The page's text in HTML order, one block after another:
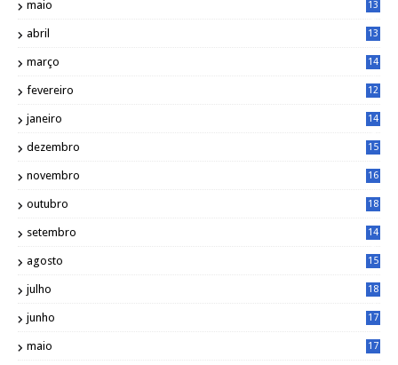
maio
13
abril
13
março
14
fevereiro
12
janeiro
14
dezembro
15
novembro
16
outubro
18
setembro
14
agosto
15
julho
18
junho
17
maio
17